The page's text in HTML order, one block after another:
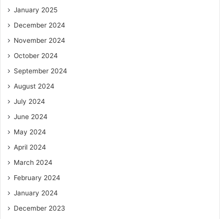
January 2025
December 2024
November 2024
October 2024
September 2024
August 2024
July 2024
June 2024
May 2024
April 2024
March 2024
February 2024
January 2024
December 2023